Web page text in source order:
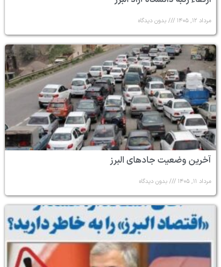
مرداد ۱۲, ۱۴۰۵ بدون دیدگاه
آخرین وضعیت جادهای البرز
مرداد ۱۱, ۱۴۰۵ بدون دیدگاه